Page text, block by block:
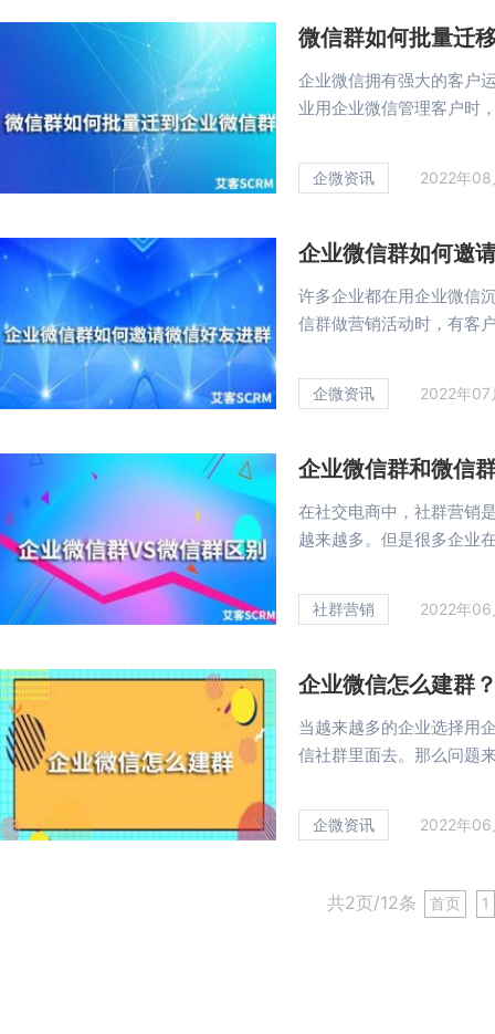
微信群如何批量迁
企业微信拥有强大的客户
业用企业微信管理客户时
企微资讯 2022年
企业微信群如何邀
许多企业都在用企业微信
信群做营销活动时，有客
企微资讯 2022年
企业微信群和微信
在社交电商中，社群营销
越来越多。但是很多企业
社群营销 2022年
企业微信怎么建群
当越来越多的企业选择用
信社群里面去。那么问题
企微资讯 2022年
共2页/12条 首页 1